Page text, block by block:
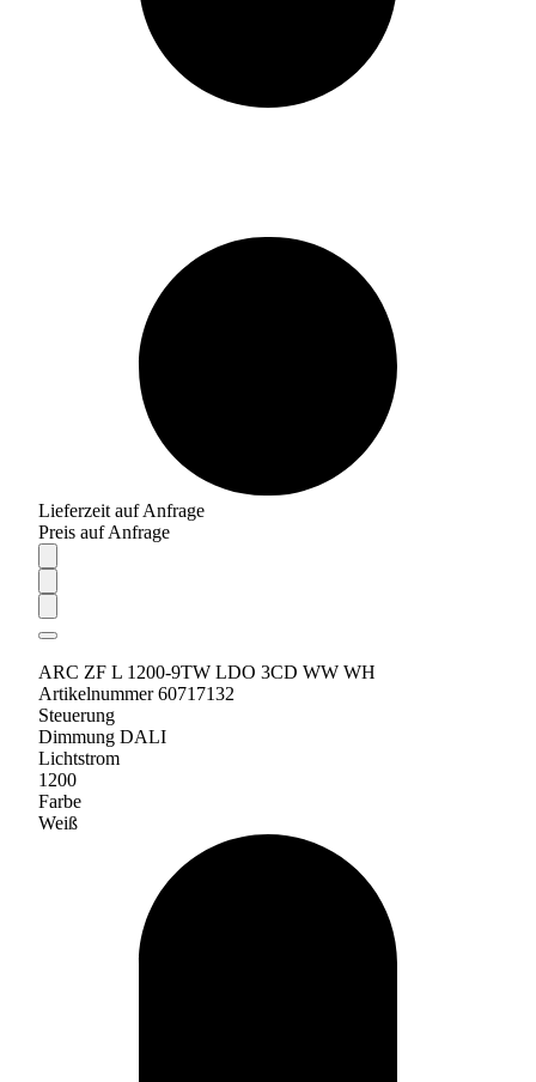
Lieferzeit auf Anfrage
Preis auf Anfrage
ARC ZF L 1200-9TW LDO 3CD WW WH
Artikelnummer 60717132
Steuerung
Dimmung DALI
Lichtstrom
1200
Farbe
Weiß